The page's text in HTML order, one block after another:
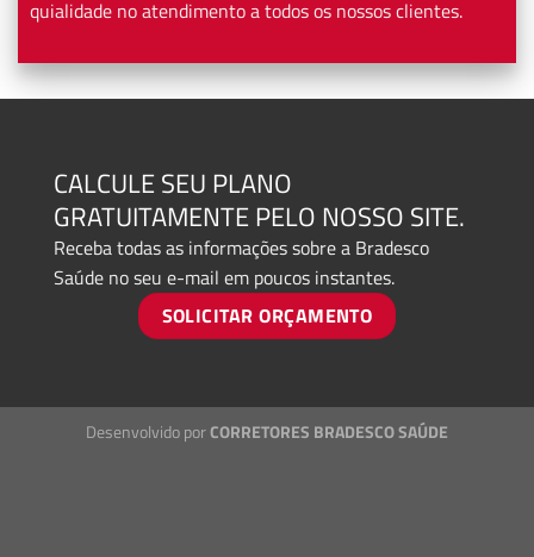
quialidade no atendimento a todos os nossos clientes.
CALCULE SEU PLANO
GRATUITAMENTE PELO NOSSO SITE.
Receba todas as informações sobre a Bradesco
Saúde no seu e-mail em poucos instantes.
SOLICITAR ORÇAMENTO
Desenvolvido porCORRETORES BRADESCO SAÚDE